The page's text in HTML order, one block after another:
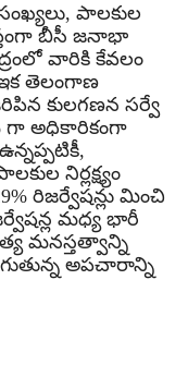
పాలకుల
బీసీ జనాభా
వారికి కేవలం
తెలంగాణ
కులగణన సర్వే
గా అధికారికంగా
నిర్లక్ష్యం
రిజర్వేషన్లు మించి
మధ్య భారీ
మనస్తత్వాన్ని
అపచారాన్ని